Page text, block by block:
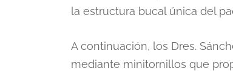
la estructura bucal única del
A continuación, los Dres.
mediante minitornillos que